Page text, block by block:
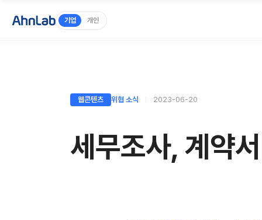
기업 개인
웹콘텐츠 위협 소식 2023-06-20
세무조사, 계약